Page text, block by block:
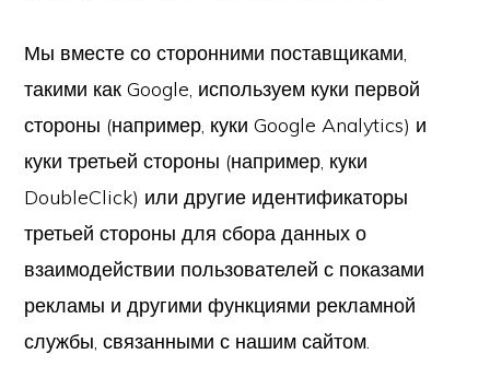
Мы вместе со сторонними поставщиками,
такими как Google, используем куки первой
стороны (например, куки Google Analytics) и
куки третьей стороны (например, куки
DoubleClick) или другие идентификаторы
третьей стороны для сбора данных о
взаимодействии пользователей с показами
рекламы и другими функциями рекламной
службы, связанными с нашим сайтом.